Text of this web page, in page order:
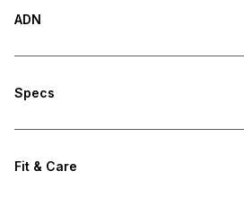
ADN
Specs
Fit & Care